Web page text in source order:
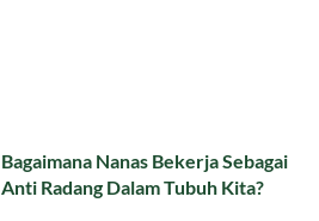
Bagaimana Nanas Bekerja Sebagai
Anti Radang Dalam Tubuh Kita?